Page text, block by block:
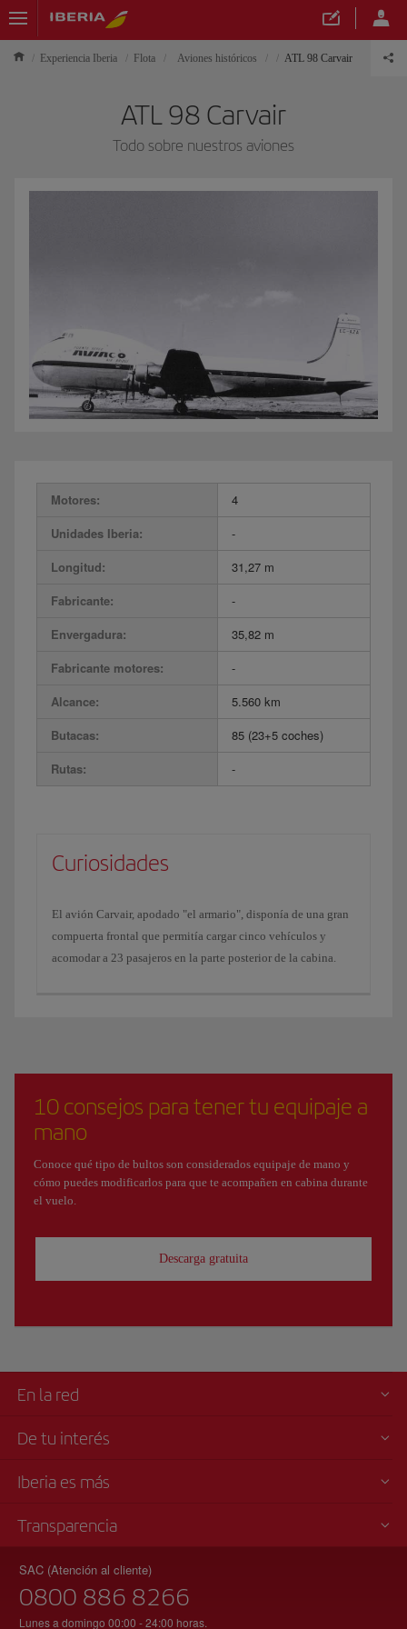
Experiencia Iberia Flota Aviones históricos ATL 98 Carvair
ATL 98 Carvair
Todo sobre nuestros aviones
Motores:
4
Unidades Iberia:
-
Longitud:
31,27 m
Fabricante:
-
Envergadura:
35,82 m
Fabricante motores:
-
Alcance:
5.560 km
Butacas:
85 (23+5 coches)
Rutas:
-
Curiosidades
El avión Carvair, apodado "el armario", disponía de una gran
compuerta frontal que permitía cargar cinco vehículos y
acomodar a 23 pasajeros en la parte posterior de la cabina.
10 consejos para tener tu equipaje a
mano
Conoce qué tipo de bultos son considerados equipaje de mano y
cómo puedes modificarlos para que te acompañen en cabina durante
el vuelo.
Descarga gratuita
En la red
De tu interés
Iberia es más
Transparencia
SAC (Atención al cliente)
0800 886 8266
Lunes a domingo 00:00 - 24:00 horas.